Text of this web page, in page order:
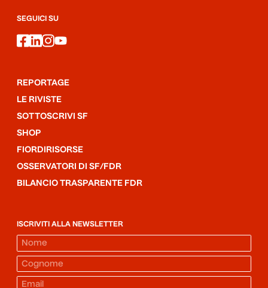
SEGUICI SU
facebook
linkedin
instagram
youtube
REPORTAGE
LE RIVISTE
SOTTOSCRIVI SF
SHOP
FIORDIRISORSE
OSSERVATORI DI SF/FDR
BILANCIO TRASPARENTE FDR
ISCRIVITI ALLA NEWSLETTER